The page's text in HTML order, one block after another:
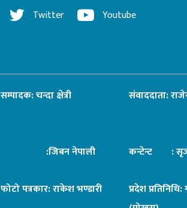
Twitter Youtube
सम्पादक: चन्दा क्षेत्री संवाददाता:
:जिबन नेपाली कन्टेन्ट :
फोटो पत्रकार: राकेश भण्डारी
प्रदेश